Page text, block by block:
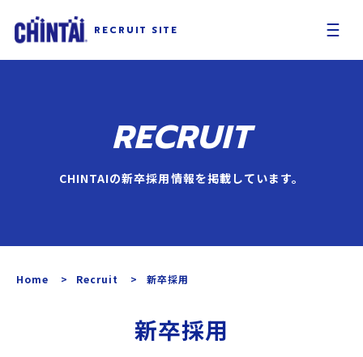
RECRUIT SITE
RECRUIT
CHINTAIの新卒採用情報を掲載しています。
Home Recruit 新卒採用
新卒採用